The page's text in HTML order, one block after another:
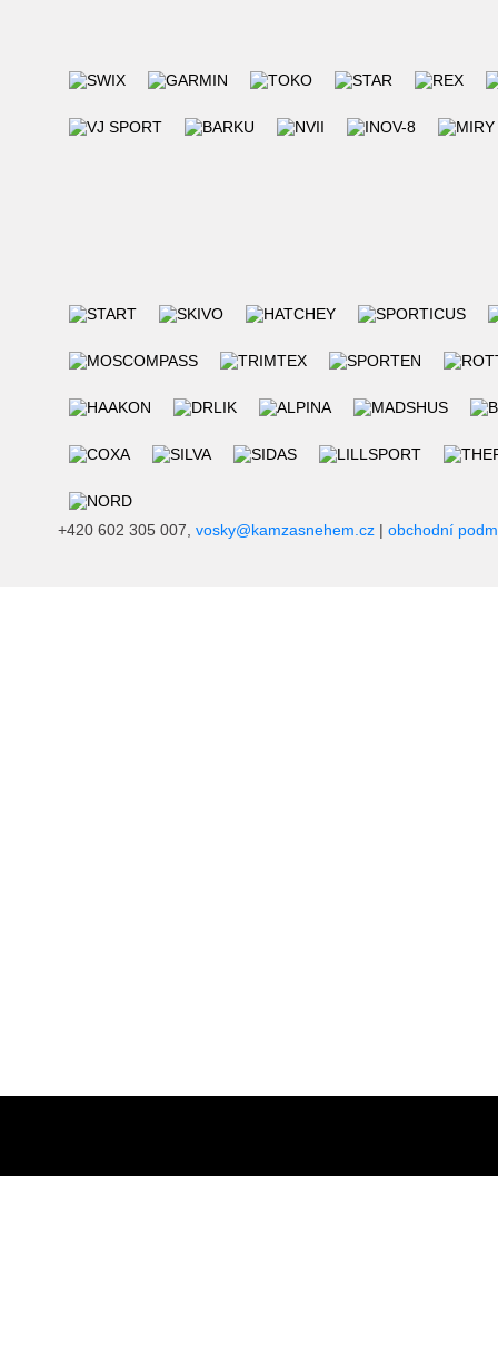
+420 602 305 007, vosky@kamzasnehem.cz | obchodní